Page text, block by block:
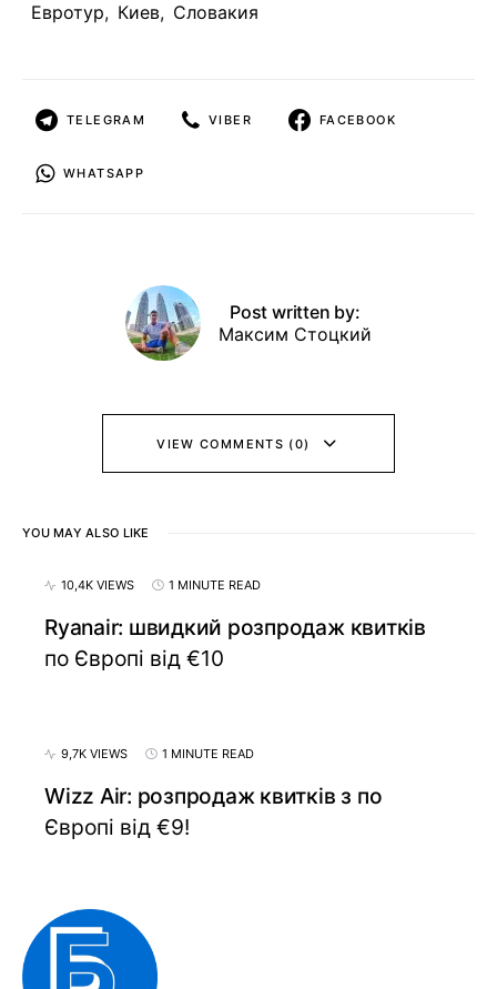
Евротур, Киев, Словакия
TELEGRAM VIBER FACEBOOK
WHATSAPP
Post written by:
Максим Стоцкий
VIEW COMMENTS (0)
YOU MAY ALSO LIKE
10,4K VIEWS 1 MINUTE READ
Ryanair: швидкий розпродаж квитків
по Європі від €10
9,7K VIEWS 1 MINUTE READ
Wizz Air: розпродаж квитків з по
Європі від €9!